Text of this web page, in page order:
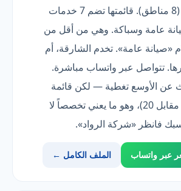
في هذه المقارنة (8 مناطق). قائمتها تضم 7 خدمات
عامة وسباكة. وهي من أقل من
«صيانة عامة». تخدم الشارقة، أم
تتواصل عبر واتساب مباشرة.
عن الأوسع تغطية — لكن قائمة
خدماتها أضيق (7 مقابل 20)، وهو ما يعني تخصصاً لا
فانظر «شركة الرواد».
واتساب الملف الكامل ←